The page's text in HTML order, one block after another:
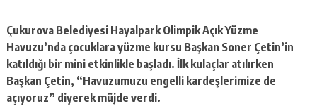
mecidiyeköy
escort
taksim
escort
Çukurova Belediyesi Hayalpark Olimpik Açık Yüzme
Havuzu’nda çocuklara yüzme kursu Başkan Soner Çetin’in
katıldığı bir mini etkinlikle başladı. İlk kulaçlar atılırken
Başkan Çetin, “Havuzumuzu engelli kardeşlerimize de
açıyoruz” diyerek müjde verdi.